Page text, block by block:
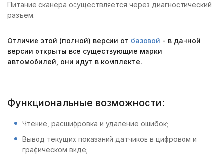
Питание сканера осуществляется через диагностический
разъем.
Отличие этой (полной) версии от базовой - в данной
версии открыты все существующие марки
автомобилей, они идут в комплекте.
Функциональные возможности:
Чтение, расшифровка и удаление ошибок;
Вывод текущих показаний датчиков в цифровом и
графическом виде;